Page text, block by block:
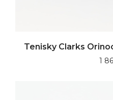
Tenisky Clarks
1